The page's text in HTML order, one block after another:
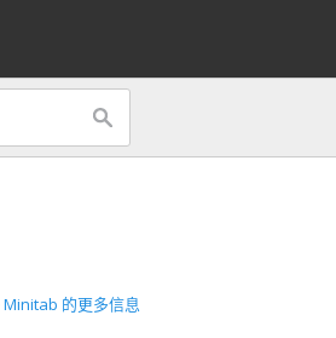
Minitab 的更多信息